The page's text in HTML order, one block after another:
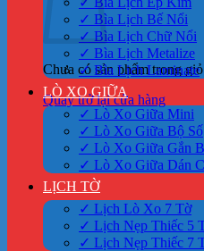
Chưa có sản phẩm trong
Quay trở lại cửa hàng
✓ Bìa Lịch Bế Nổi
✓ Bìa Lịch Chữ Nổi
✓ Bìa Lịch Metalize
✓ Bìa Lịch Laminate
LÒ XO GIỮA
✓ Lò Xo Giữa Mini
✓ Lò Xo Giữa Bộ Số
✓ Lò Xo Giữa Gắn
✓ Lò Xo Giữa Dán
LỊCH TỜ
✓ Lịch Lò Xo 7 Tờ
✓ Lịch Nẹp Thiếc 5
✓ Lịch Nẹp Thiếc 7